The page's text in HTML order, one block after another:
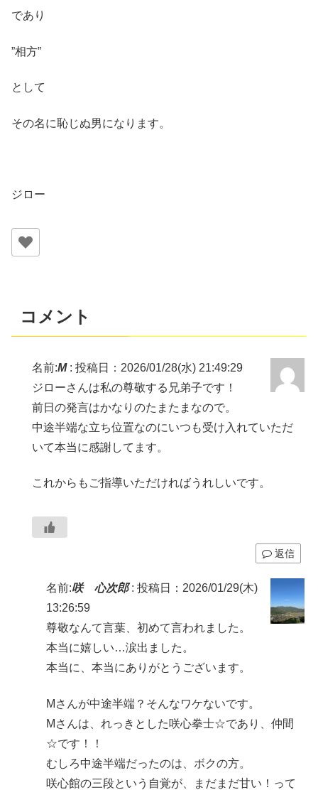
であり
”相方”
として
その名に恥じぬ男になります。
ジロー
コメント
名前:M: 投稿日：2026/01/28(水) 21:49:29
ジローさんは私の尊敬する兄弟子です！
前日の発言はかなりのたまたまなので。
中途半端な立ち位置なのにいつも受け入れていただ
いて本当に感謝してます。
これからもご指導いただければうれしいです。
返信
名前:咲 心次郎: 投稿日：2026/01/29(木)
13:26:59
尊敬なんて言葉、初めて言われました。
本当に嬉しい…涙出ました。
本当に、本当にありがとうございます。
Mさんが中途半端？そんなワケないです。
Mさんは、れっきとした咲心拳士☆であり、仲間
☆です！！
むしろ中途半端だったのは、ボクの方。
咲心館の三段という自覚が、まだまだ甘い！って